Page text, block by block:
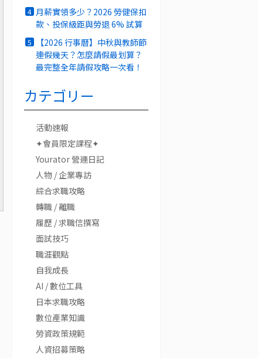
4 月薪實領多少？2026 勞健保扣
款、投保級距與勞退 6% 試算
5
【2026 行事曆】中秋與教師節
連假幾天？怎麼請假最划算？
最完整全年請假攻略一次看！
カテゴリー
活動速報
✦會員限定課程✦
Yourator 營運日記
人物 / 企業專訪
綜合求職攻略
轉職 / 離職
履歷 / 求職信撰寫
面試技巧
職涯觀點
自我成長
AI / 數位工具
日本求職攻略
數位產業知識
勞資政策規範
人資招募策略